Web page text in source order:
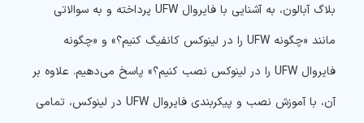
بلاگ آبالون، به آشنایی با فایروال UFW پرداخته و به سوالاتی
مانند «چگونه UFW را در لینوکس کانفیگ کنیم؟» و «چگونه
فایروال UFW را در لینوکس نصب کنیم؟» پاسخ می‌دهیم. علاوه بر
آن، با آموزش نصب و پیکربندی فایروال UFW در لینوکس، تمامی